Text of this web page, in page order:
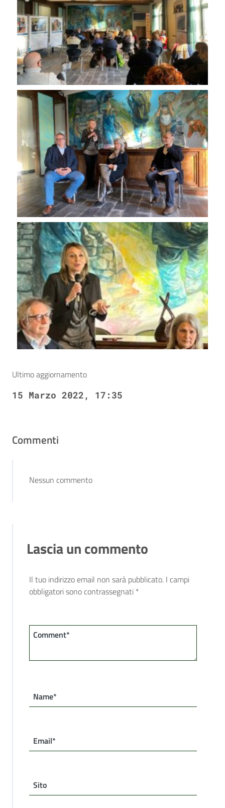
Ultimo aggiornamento
15 Marzo 2022, 17:35
Commenti
Nessun commento
Lascia un commento
Il tuo indirizzo email non sarà pubblicato. I campi
obbligatori sono contrassegnati *
Comment*
Name*
Email*
Sito